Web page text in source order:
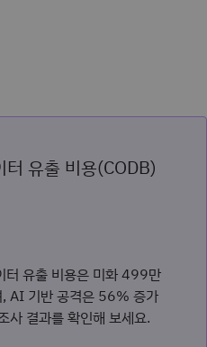
유출 비용(CODB)
터 유출 비용은 미화 499만
, AI 기반 공격은 56% 증가
사 결과를 확인해 보세요.